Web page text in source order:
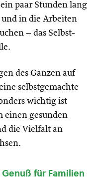
paar Stunden lang
in die Arbeiten
– das Selbst-
des Ganzen auf
selbstgemachte
wichtig ist
einen gesunden
die Vielfalt an
für Familien